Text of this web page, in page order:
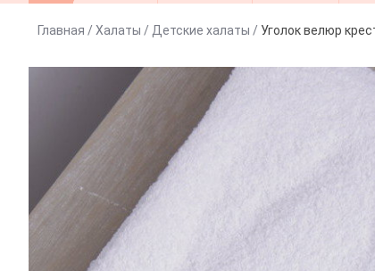
Главная /Халаты / Детские халаты / Уголок велюр